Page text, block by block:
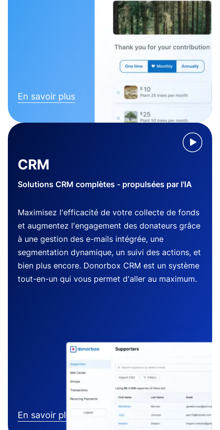
En savoir plus
CRM
Solutions CRM complètes - propulsées par l'IA
Maximisez l'efficacité de votre collecte de fonds
et augmentez l'engagement des donateurs grâce
à une gestion des e-mails intégrée, une
segmentation dynamique, un suivi des actions, et
bien plus encore. Donorbox CRM est un système
tout-en-un qui vous permet d'aller au maximum.
En savoir plus